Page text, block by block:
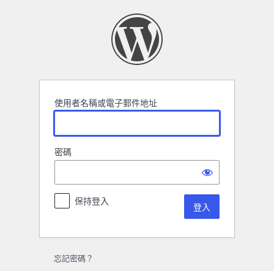
使用者名稱或電子郵件地址
密碼
保持登入
忘記密碼？